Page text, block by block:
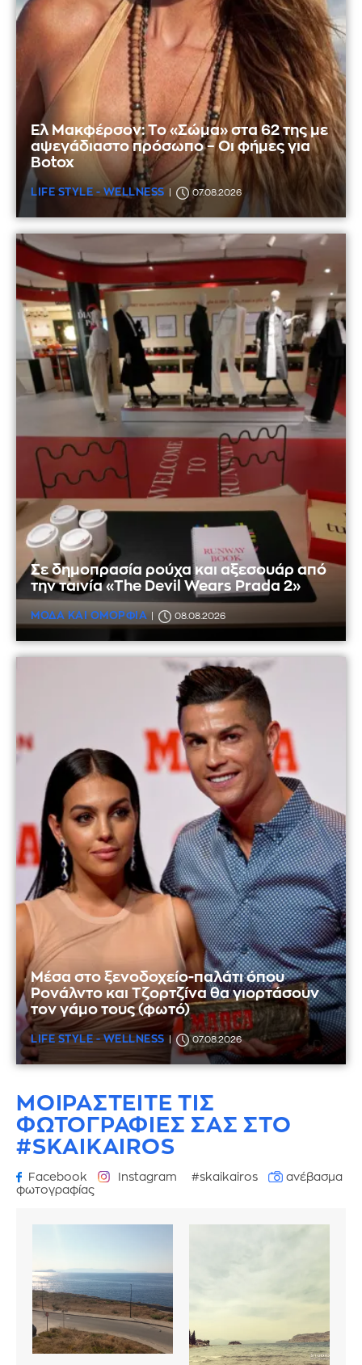
Ελ Μακφέρσον: Το «Σώμα» στα 62 της με
αψεγάδιαστο πρόσωπο – Οι φήμες για
Botox
LIFE STYLE - WELLNESS 07.08.2026
Σε δημοπρασία ρούχα και αξεσουάρ από
την ταινία «The Devil Wears Prada 2»
ΜΟΔΑ ΚΑΙ ΟΜΟΡΦΙΑ 08.08.2026
Μέσα στο ξενοδοχείο-παλάτι όπου
Ρονάλντο και Τζορτζίνα θα γιορτάσουν
τον γάμο τους (φωτό)
LIFE STYLE - WELLNESS 07.08.2026
ΜΟΙΡΑΣΤΕΙΤΕ ΤΙΣ
ΦΩΤΟΓΡΑΦΙΕΣ ΣΑΣ ΣΤΟ
#SKAIKAIROS
Facebook Instagram #skaikairos
ανέβασμα
φωτογραφίας